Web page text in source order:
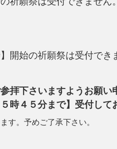
開始の祈願祭は受付で
拝下さいますようお願い
時４５分まで】受付して
す。予めご了承下さい。